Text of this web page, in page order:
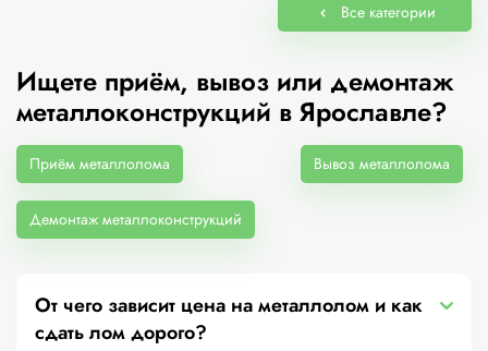
Все категории
Ищете приём, вывоз или демонтаж
металлоконструкций в Ярославле?
Приём металлолома Вывоз металлолома
Демонтаж металлоконструкций
От чего зависит цена на металлолом и как
сдать лом дорого?